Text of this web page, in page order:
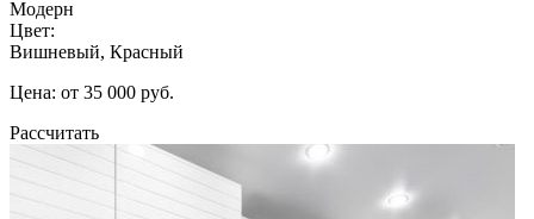
Модерн
Цвет:
Вишневый, Красный
Цена: от 35 000 руб.
Рассчитать